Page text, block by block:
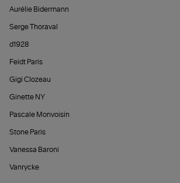
Aurélie Bidermann
Serge Thoraval
d1928
Feidt Paris
Gigi Clozeau
Ginette NY
Pascale Monvoisin
Stone Paris
Vanessa Baroni
Vanrycke